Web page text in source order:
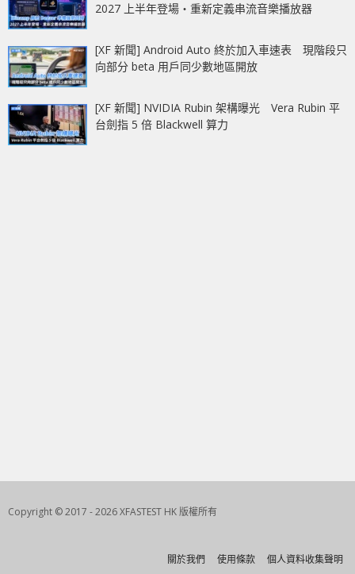
2027 上半年登場‧重新定義串流音樂播放器
[XF 新聞] Android Auto 終於加入車速表 現階段只
向部分 beta 用戶同少數地區開放
[XF 新聞] NVIDIA Rubin 架構曝光 Vera Rubin 平
台劍指 5 倍 Blackwell 算力
Copyright © 2017 - 2026 XFASTEST HK 版權所有
關於我們 使用條款 個人資料收集聲明